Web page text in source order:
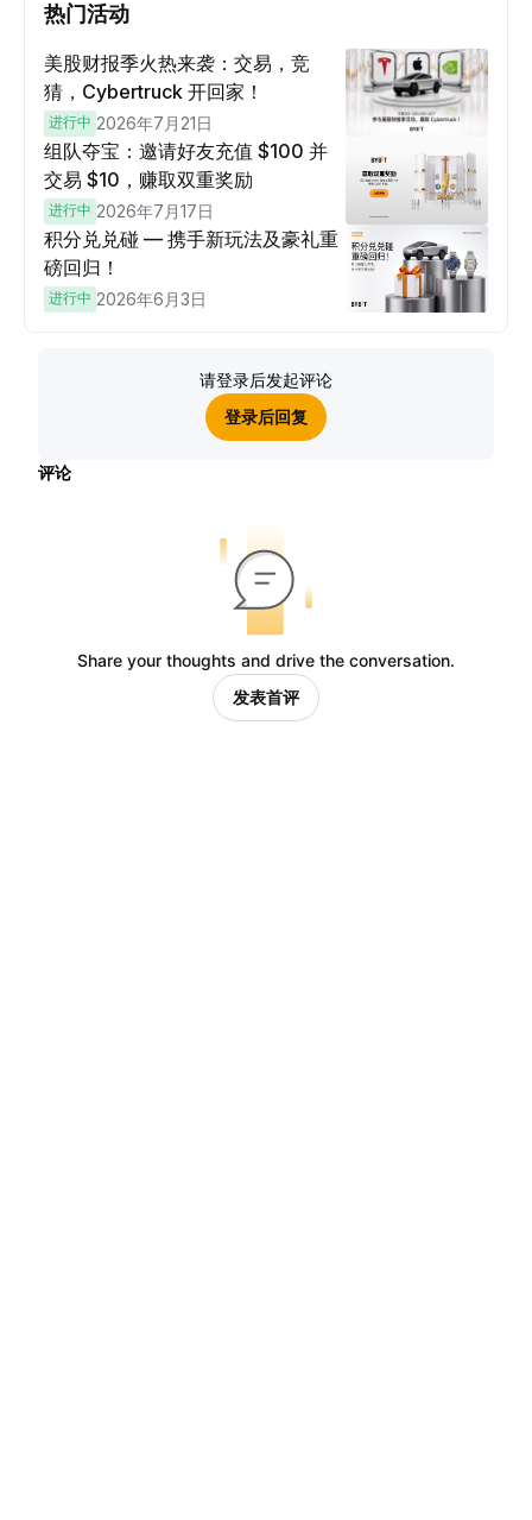
热门活动
美股财报季火热来袭：交易，竞
猜，Cybertruck 开回家！
进行中 2026年7月21日
组队夺宝：邀请好友充值 $100 并
交易 $10，赚取双重奖励
进行中 2026年7月17日
积分兑兑碰 — 携手新玩法及豪礼重
磅回归！
进行中 2026年6月3日
请登录后发起评论
登录后回复
评论
Share your thoughts and drive the conversation.
发表首评